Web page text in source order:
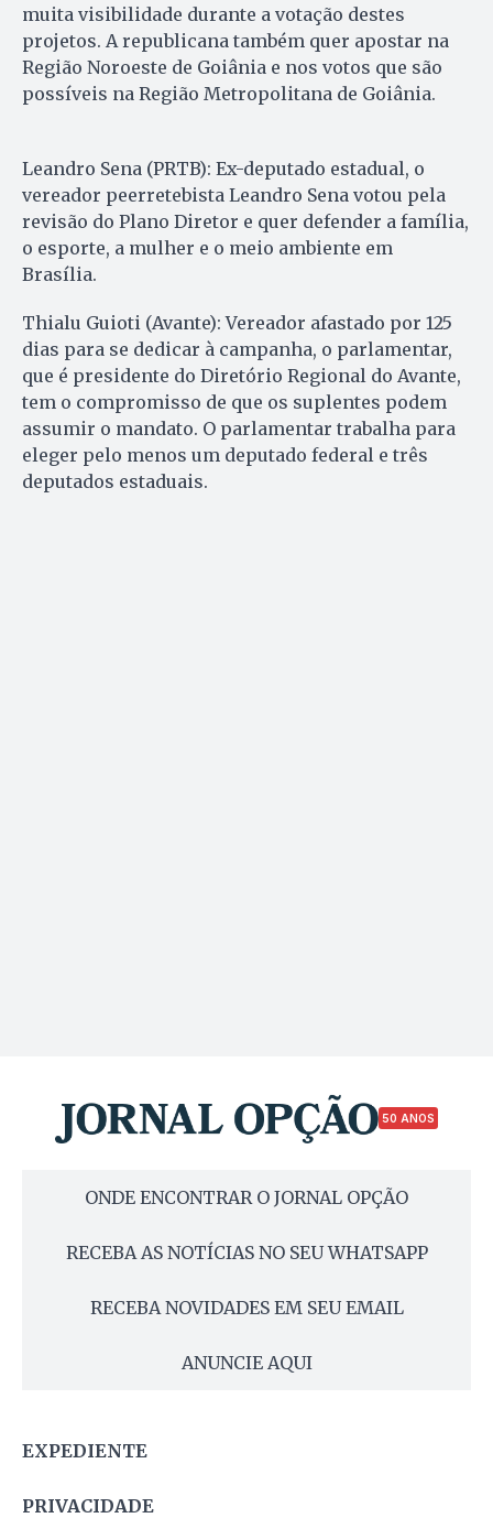
muita visibilidade durante a votação destes
projetos. A republicana também quer apostar na
Região Noroeste de Goiânia e nos votos que são
possíveis na Região Metropolitana de Goiânia.
Leandro Sena (PRTB): Ex-deputado estadual, o
vereador peerretebista Leandro Sena votou pela
revisão do Plano Diretor e quer defender a família,
o esporte, a mulher e o meio ambiente em
Brasília.
Thialu Guioti (Avante): Vereador afastado por 125
dias para se dedicar à campanha, o parlamentar,
que é presidente do Diretório Regional do Avante,
tem o compromisso de que os suplentes podem
assumir o mandato. O parlamentar trabalha para
eleger pelo menos um deputado federal e três
deputados estaduais.
50 ANOS
ONDE ENCONTRAR O JORNAL OPÇÃO
RECEBA AS NOTÍCIAS NO SEU WHATSAPP
RECEBA NOVIDADES EM SEU EMAIL
ANUNCIE AQUI
EXPEDIENTE
PRIVACIDADE